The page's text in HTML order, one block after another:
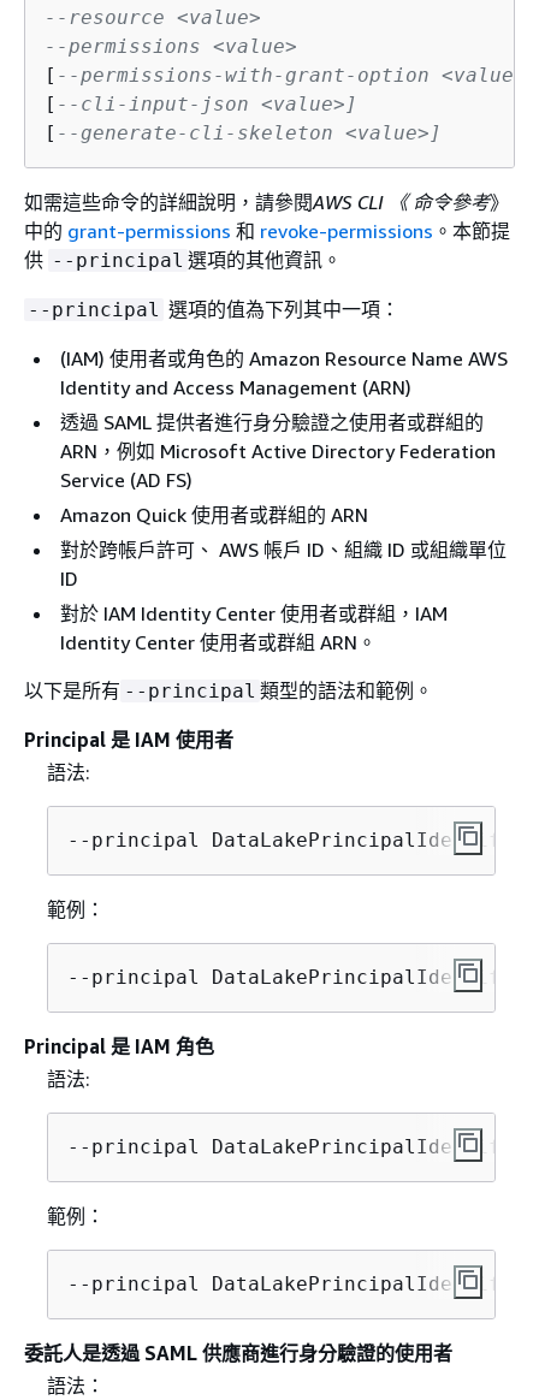
--resource <value>
--permissions <value>
[ --permissions-with-grant-option <value>]
[ --cli-input-json <value>]
[ --generate-cli-skeleton <value>]
如需這些命令的詳細說明，請參閱AWS CLI 《 命令參考》
中的 grant-permissions 和 revoke-permissions 。本節提
供 --principal 選項的其他資訊。
--principal 選項的值為下列其中一項：
(IAM) 使用者或角色的 Amazon Resource Name AWS
Identity and Access Management (ARN)
透過 SAML 提供者進行身分驗證之使用者或群組的
ARN，例如 Microsoft Active Directory Federation
Service (AD FS)
Amazon Quick 使用者或群組的 ARN
對於跨帳戶許可、 AWS 帳戶 ID、組織 ID 或組織單位
ID
對於 IAM Identity Center 使用者或群組，IAM
Identity Center 使用者或群組 ARN。
以下是所有 --principal 類型的語法和範例。
Principal 是 IAM 使用者
語法:
--principal
範例：
--principal
Principal 是 IAM 角色
語法:
--principal
範例：
--principal
委託人是透過 SAML 供應商進行身分驗證的使用者
語法：